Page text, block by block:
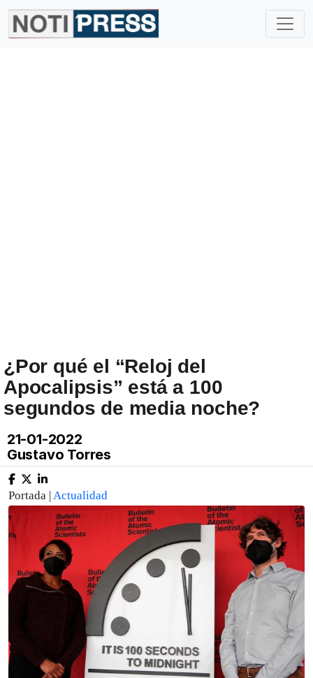
¿Por qué el “Reloj del
Apocalipsis” está a 100
segundos de media noche?
21-01-2022
Gustavo Torres
Portada |Actualidad